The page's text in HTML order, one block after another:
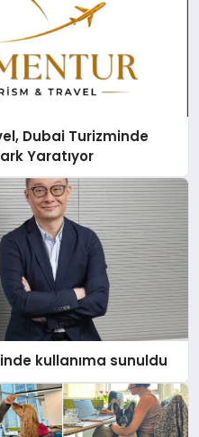
Dubai Turizminde
Yaratıyor
kullanıma sunuldu